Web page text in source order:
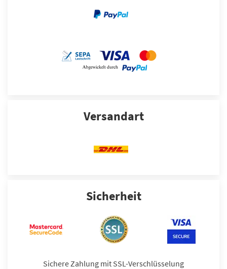
Versandart
Sicherheit
Sichere Zahlung mit SSL-Verschlüsselung